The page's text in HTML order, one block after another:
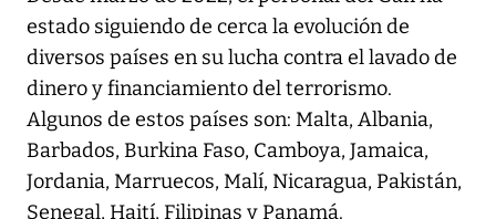
estado siguiendo de cerca la evolución de
diversos países en su lucha contra el lavado de
dinero y financiamiento del terrorismo.
Algunos de estos países son: Malta, Albania,
Barbados, Burkina Faso, Camboya, Jamaica,
Jordania, Marruecos, Malí, Nicaragua, Pakistán,
Senegal, Haití, Filipinas y Panamá.